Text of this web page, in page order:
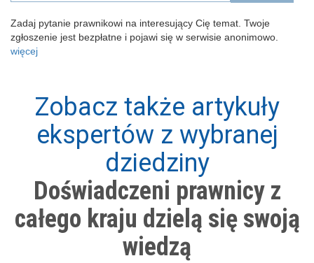
Zadaj pytanie prawnikowi na interesujący Cię temat. Twoje
zgłoszenie jest bezpłatne i pojawi się w serwisie anonimowo.
więcej
Zobacz także artykuły
ekspertów z wybranej
dziedziny
Doświadczeni prawnicy z
całego kraju dzielą się swoją
wiedzą